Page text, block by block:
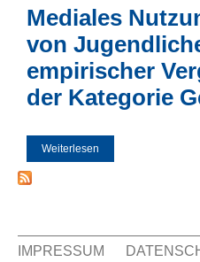
Sie sind hier
Mediales
von
empirischer
der Kategorie
Weiterlesen
IMPRESSUM